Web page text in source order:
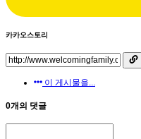
카카오스토리
이 게시물을...
0개의 댓글